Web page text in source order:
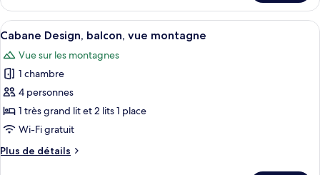
chambre,
balcon,
vue
montagne
le
type
de
Cabane
Design,
chambre,
balcon,
vue
montagne
Afficher
toutes
les
photos
pour
ce
type
chambre :
Une structure en forme de dôme
4
Cabane Design, balcon, vue montagne
Vue sur les montagnes
1 chambre
4 personnes
1 très grand lit et 2 lits 1 place
Wi-Fi gratuit
Plus de détails
Plus